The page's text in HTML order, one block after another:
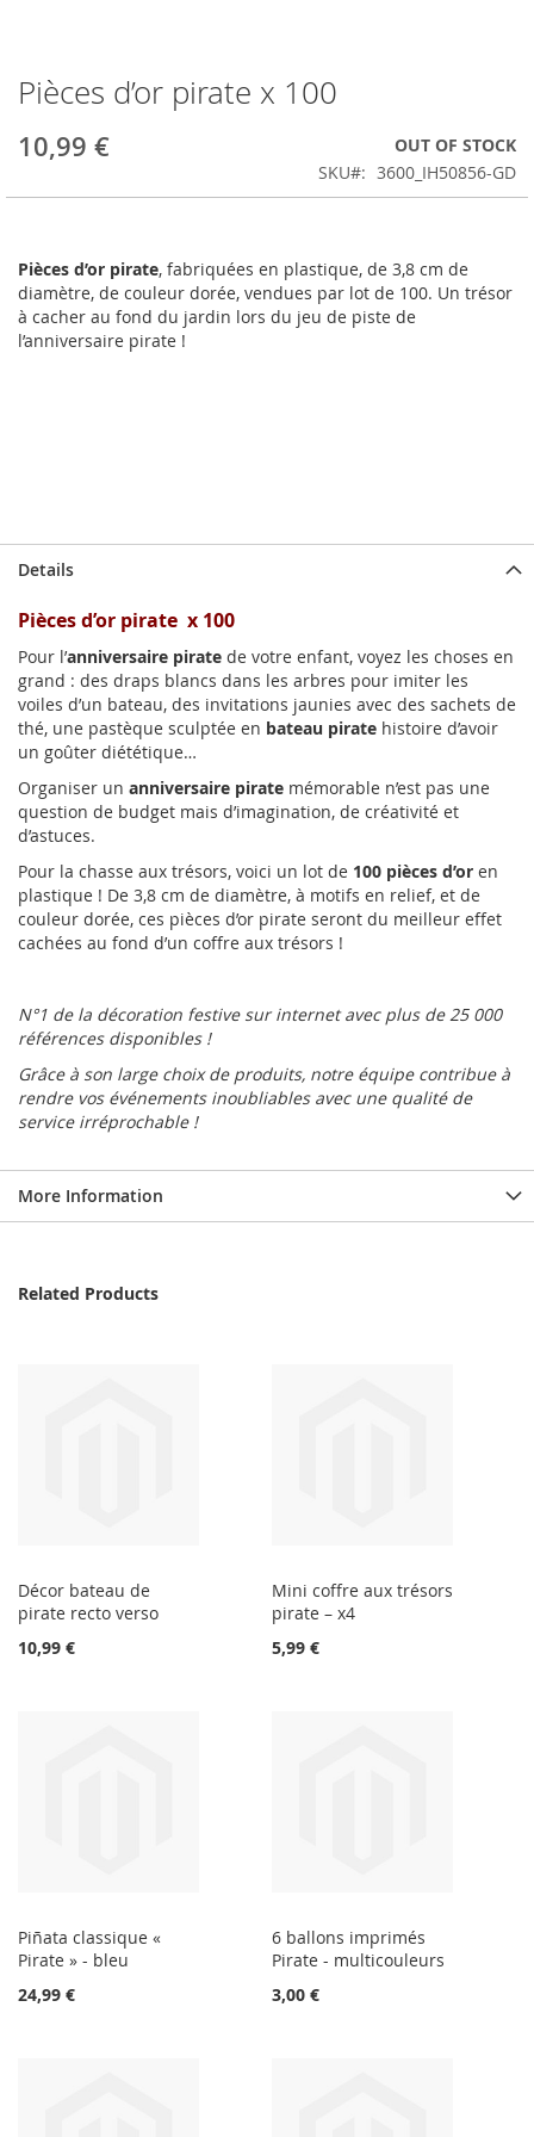
Skip
to
the
beginning
Pièces d’or pirate x 100
10,99 €
OUT OF STOCK
SKU
3600_IH50856-GD
Pièces d’or pirate, fabriquées en plastique, de 3,8 cm de
diamètre, de couleur dorée, vendues par lot de 100. Un trésor
à cacher au fond du jardin lors du jeu de piste de
l’anniversaire pirate !
Details
Pièces d’or pirate x 100
Pour l’anniversaire pirate de votre enfant, voyez les choses en
grand : des draps blancs dans les arbres pour imiter les
voiles d’un bateau, des invitations jaunies avec des sachets de
thé, une pastèque sculptée en bateau pirate histoire d’avoir
un goûter diététique…
Organiser un anniversaire pirate mémorable n’est pas une
question de budget mais d’imagination, de créativité et
d’astuces.
Pour la chasse aux trésors, voici un lot de 100 pièces d’or en
plastique ! De 3,8 cm de diamètre, à motifs en relief, et de
couleur dorée, ces pièces d’or pirate seront du meilleur effet
cachées au fond d’un coffre aux trésors !
N°1 de la décoration festive sur internet avec plus de 25 000
références disponibles !
Grâce à son large choix de produits, notre équipe contribue à
rendre vos événements inoubliables avec une qualité de
service irréprochable !
More Information
Related Products
Décor bateau de
pirate recto verso
10,99 €
Mini coffre aux trésors
pirate – x4
5,99 €
Piñata classique «
Pirate » - bleu
24,99 €
6 ballons imprimés
Pirate - multicouleurs
3,00 €